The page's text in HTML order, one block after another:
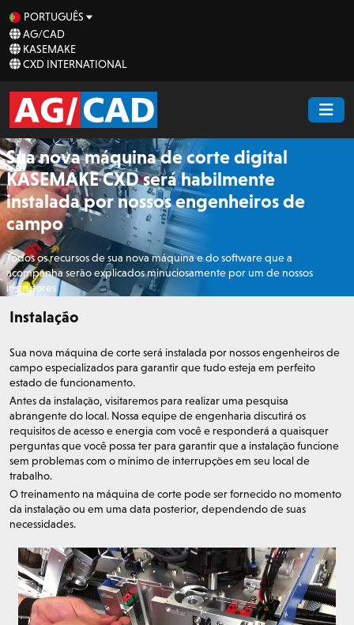
PORTUGUÊS
AG/CAD
KASEMAKE
CXD INTERNATIONAL
Sua nova máquina de corte digital
KASEMAKE CXD será habilmente
instalada por nossos engenheiros de
campo
Todos os recursos de sua nova máquina e do software que a
acompanha serão explicados minuciosamente por um de nossos
instrutores
Instalação
Sua nova máquina de corte será instalada por nossos engenheiros de
campo especializados para garantir que tudo esteja em perfeito
estado de funcionamento.
Antes da instalação, visitaremos para realizar uma pesquisa
abrangente do local. Nossa equipe de engenharia discutirá os
requisitos de acesso e energia com você e responderá a quaisquer
perguntas que você possa ter para garantir que a instalação funcione
sem problemas com o mínimo de interrupções em seu local de
trabalho.
O treinamento na máquina de corte pode ser fornecido no momento
da instalação ou em uma data posterior, dependendo de suas
necessidades.